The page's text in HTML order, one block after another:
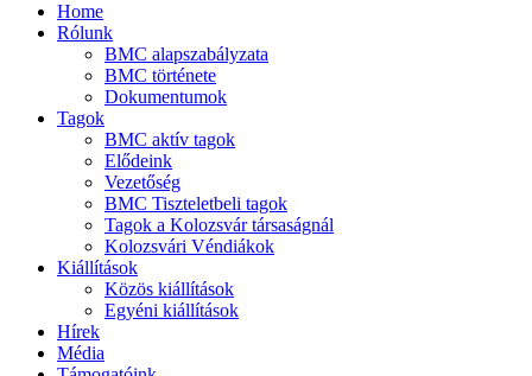
Home
Rólunk
BMC alapszabályzata
BMC története
Dokumentumok
Tagok
BMC aktív tagok
Elődeink
Vezetőség
BMC Tiszteletbeli tagok
Tagok a Kolozsvár társaságnál
Kolozsvári Véndiákok
Kiállítások
Közös kiállítások
Egyéni kiállítások
Hírek
Média